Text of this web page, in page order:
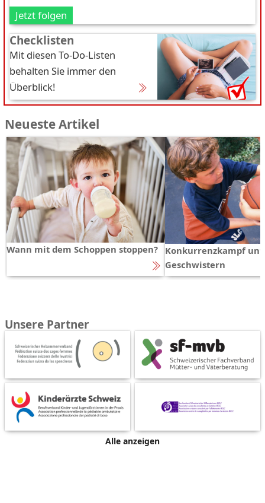
Jetzt folgen
Checklisten
Mit diesen To-Do-Listen
behalten Sie immer den
Überblick!
Neueste Artikel
Wann mit dem Schoppen stoppen?
Konkurrenzkampf
Geschwistern
Unsere Partner
Alle anzeigen